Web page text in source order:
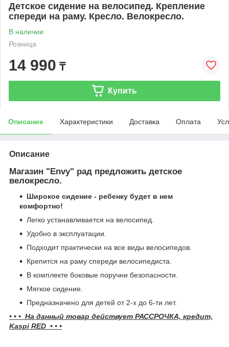
Детское сидение на велосипед. Крепление
спереди на раму. Кресло. Велокресло.
В наличии
Розница
14 990 ₸
Купить
Описание Характеристики Доставка Оплата
Описание
Магазин "Envy" рад предложить детское
велокресло.
Широкое сидение - ребенку будет в нем
комфортно!
Легко устанавливается на велосипед.
Удобно в эксплуатации.
Подходит практически на все виды велосипедов.
Крепится на раму спереди велосипедиста.
В комплекте боковые поручни безопасности.
Мягкое сидение.
Предназначено для детей от 2-х до 6-ти лет.
• • • На данный товар действует РАССРОЧКА, кредит,
Kaspi RED • • •